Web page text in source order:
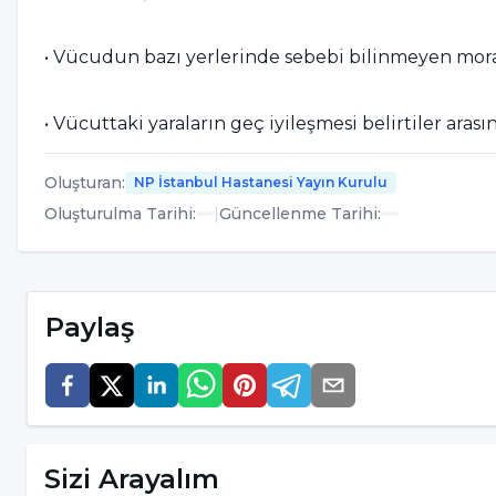
• Vücudun bazı yerlerinde sebebi bilinmeyen
• Vücuttaki yaraların geç iyileşmesi belirtiler
değerlendirilmesi gerekmektedir.
Kolesterol nasıl düşür, kolesterolü düşürmenin
• Kolesterolü düşürmenin en iyi yolu sağlıklı
kökenli gıdalardan uzak durmak gerekir.
• Kolesterolü düşürmek için rafine şekerden uzak
Oluşturan: NP İstanbul Hastanesi Yayın Kurulu
Oluşturulma Tarihi: |Güncellenme Tarihi:
Paylaş
Sizi Arayalım